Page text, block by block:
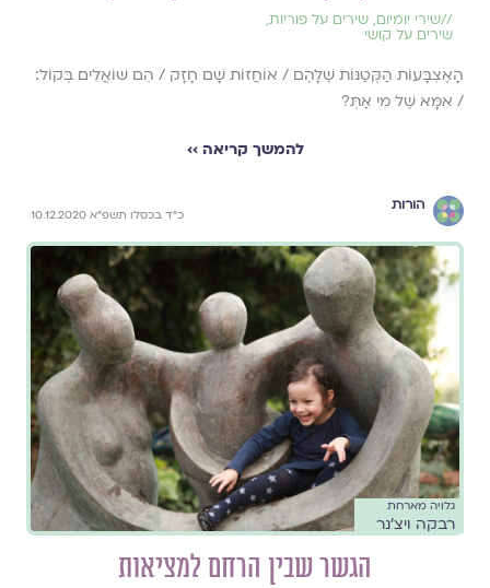
//שירי יומיום, שירים על פוריות,
שירים על קושי
הָאֶצְבָּעוֹת הַקְּטַנּוֹת שֶׁלָּהֶם / אוֹחֲזוֹת שָׁם חָזָק / הֵם שׁוֹאֲלִים בְּקוֹל:
/ אִמָּא שֶׁל מִי אַתְּ?
להמשך קריאה ››
הורות
כ"ד בכסלו תשפ"א 10.12.2020
גלויה מארחת
רבקה ויצ׳נר
הגשר שבין הרחם למציאות